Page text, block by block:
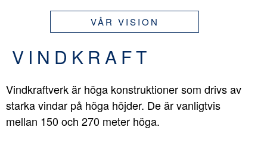
VÅR VISION
VINDKRAFT
Vindkraftverk är höga konstruktioner som drivs av
starka vindar på höga höjder. De är vanligtvis
mellan 150 och 270 meter höga.